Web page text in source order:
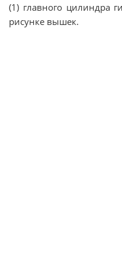
(1) главного цилиндра
рисунке вышек.